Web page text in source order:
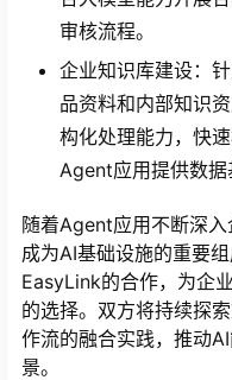
审核流程。
企业知识库建设：
品资料和内部知识
构化处理能力，快
Agent应用提供数据
随着Agent应用不断深
成为AI基础设施的重要
EasyLink的合作，为企
的选择。双方将持续探
作流的融合实践，推动
景。